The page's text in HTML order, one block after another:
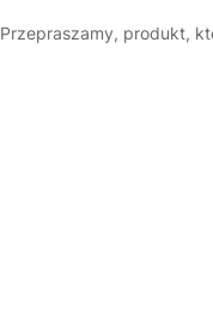
Przepraszamy, produkt,